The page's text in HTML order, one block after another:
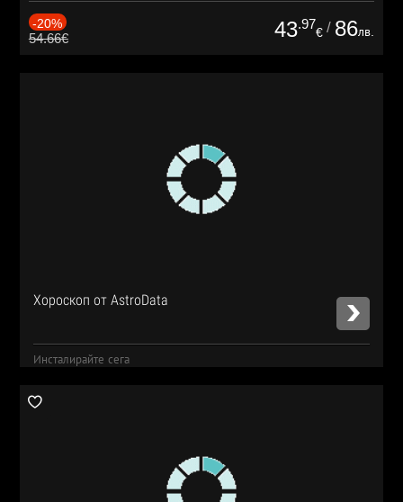
-20%
54.66€ 43.97
€ / 86лв.
Хороскоп от AstroData
Инсталирайте сега